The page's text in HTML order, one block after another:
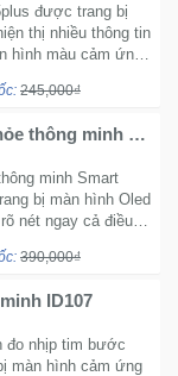
được trang bị
thị nhiều thông tin
hình màu cảm ứng
245,000₫
thông minh C1
minh Smart
bị màn hình Oled
nét ngay cả điều
390,000₫
ID107
đo nhịp tim bước
màn hình cảm ứng